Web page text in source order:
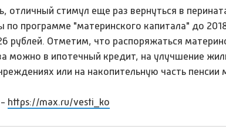
отличный стимул еще раз вернуться в
программе "материнского капитала" до
рублей. Отметим, что распоряжаться
можно в ипотечный кредит, на улучшение
или на накопительную часть пенсии
https://max.ru/vesti_ko